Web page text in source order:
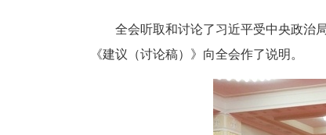
全会听取和讨论了习近平受中央政治
《建议（讨论稿）》向全会作了说明。